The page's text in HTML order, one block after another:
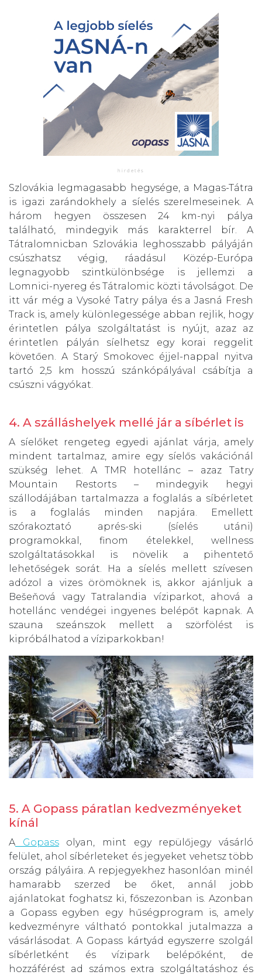
Szlovákia legmagasabb hegysége, a Magas-Tátra
is igazi zarándokhely a síelés szerelmeseinek. A
három hegyen összesen 24 km-nyi pálya
található, mindegyik más karakterrel bír. A
Tátralomnicban Szlovákia leghosszabb pályáján
csúszhatsz végig, ráadásul Közép-Európa
legnagyobb szintkülönbsége is jellemzi a
Lomnici-nyereg és Tátralomic közti távolságot. De
itt vár még a Vysoké Tatry pálya és a Jasná Fresh
Track is, amely különlegessége abban rejlik, hogy
érintetlen pálya szolgáltatást is nyújt, azaz az
érintetlen pályán síelhetsz egy korai reggelit
követően. A Starý Smokovec éjjel-nappal nyitva
tartó 2,5 km hosszú szánkópályával csábítja a
csúszni vágyókat.
4. A szálláshelyek mellé jár a síbérlet is
A síelőket rengeteg egyedi ajánlat várja, amely
mindent tartalmaz, amire egy síelős vakációnál
szükség lehet. A TMR hotellánc – azaz Tatry
Mountain Restorts – mindegyik hegyi
szállodájában tartalmazza a foglalás a síbérletet
is a foglalás minden napjára. Emellett
szórakoztató aprés-ski (síelés utáni)
programokkal, finom ételekkel, wellness
szolgáltatásokkal is növelik a pihentető
lehetőségek sorát. Ha a síelés mellett szívesen
adózol a vizes örömöknek is, akkor ajánljuk a
Bešeňová vagy Tatralandia víziparkot, ahová a
hotellánc vendégei ingyenes belépőt kapnak. A
szauna szeánszok mellett a szörfölést is
kipróbálhatod a víziparkokban!
5. A Gopass páratlan kedvezményeket
kínál
A Gopassolyan, mint egy repülőjegy vásárló
felület, ahol síbérleteket és jegyeket vehetsz több
ország pályáira. A repjegyekhez hasonlóan minél
hamarabb szerzed be őket, annál jobb
ajánlatokat foghatsz ki, főszezonban is. Azonban
a Gopass egyben egy hűségprogram is, amely
kedvezményre váltható pontokkal jutalmazza a
vásárlásodat. A Gopass kártyád egyszerre szolgál
síbérletként és vízipark belépőként, de
hozzáférést ad számos extra szolgáltatáshoz és